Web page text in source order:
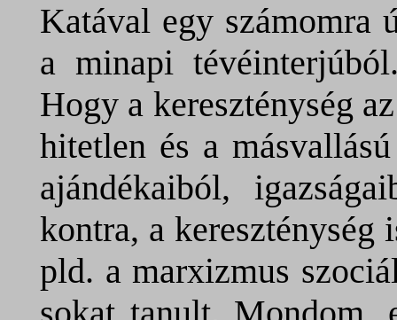
Katával egy számomra
a minapi
Hogy a kereszténység
hitetlen és a
ajándékaiból,
kontra, a
pld. a marxizmus